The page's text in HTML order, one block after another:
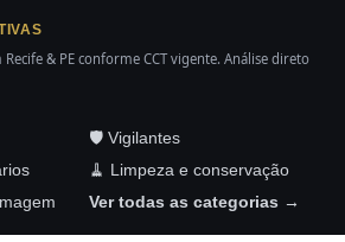
& PE conforme CCT vigente. Análise direto
🛡️ Vigilantes
🧹 Limpeza e conservação
Ver todas as categorias →